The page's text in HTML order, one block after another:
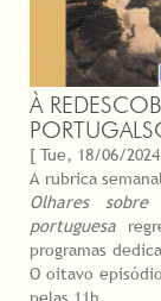
À
[ Tue, 18/06/
A rubrica
Olhares
portuguesa
programas
O oitavo